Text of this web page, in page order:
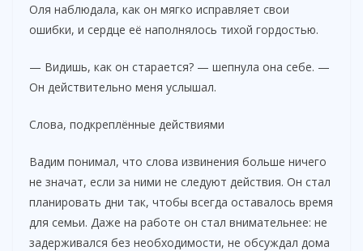
Оля наблюдала, как он мягко исправляет свои
ошибки, и сердце её наполнялось тихой гордостью.
— Видишь, как он старается? — шепнула она себе. —
Он действительно меня услышал.
Слова, подкреплённые действиями
Вадим понимал, что слова извинения больше ничего
не значат, если за ними не следуют действия. Он стал
планировать дни так, чтобы всегда оставалось время
для семьи. Даже на работе он стал внимательнее: не
задерживался без необходимости, не обсуждал дома